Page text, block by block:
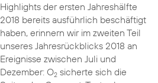
Highlights der ersten Jahreshälfte
2018 bereits ausführlich beschäftigt
haben, erinnern wir im zweiten Teil
unseres Jahresrückblicks 2018 an
Ereignisse zwischen Juli und
Dezember: O2sicherte sich die